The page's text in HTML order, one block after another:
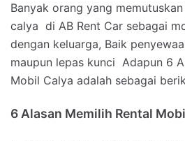
Banyak orang yang
calya di AB Rent Car sebagai
dengan keluarga, Baik
maupun lepas kunci Adapun 6
Mobil Calya adalah sebagai
6 Alasan Memilih Rental